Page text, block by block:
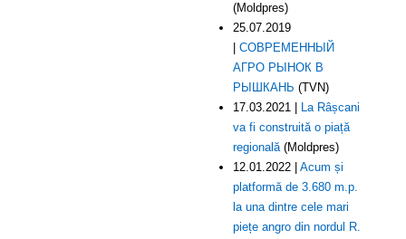
(Moldpres)
25.07.2019
СОВРЕМЕННЫЙ
АГРО РЫНОК В
РЫШКАНЬ (TVN)
17.03.2021 |
La Râșcani
va fi construită o piață
regională(Moldpres)
12.01.2022 | Acum și
platformă de 3.680 m.p.
la una dintre cele mari
piețe angro din nordul R.